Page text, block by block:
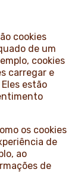
cookies
de um
cookies
carregar e
estão
os cookies
de
ao
de